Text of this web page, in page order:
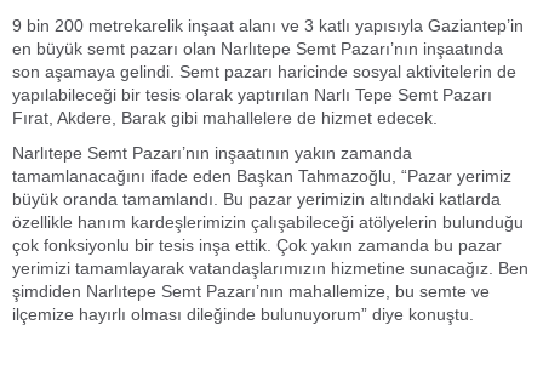
9 bin 200 metrekarelik inşaat alanı ve 3 katlı yapısıyla Gaziantep’in
en büyük semt pazarı olan Narlıtepe Semt Pazarı’nın inşaatında
son aşamaya gelindi. Semt pazarı haricinde sosyal aktivitelerin de
yapılabileceği bir tesis olarak yaptırılan Narlı Tepe Semt Pazarı
Fırat, Akdere, Barak gibi mahallelere de hizmet edecek.
Narlıtepe Semt Pazarı’nın inşaatının yakın zamanda
tamamlanacağını ifade eden Başkan Tahmazoğlu, “Pazar yerimiz
büyük oranda tamamlandı. Bu pazar yerimizin altındaki katlarda
özellikle hanım kardeşlerimizin çalışabileceği atölyelerin bulunduğu
çok fonksiyonlu bir tesis inşa ettik. Çok yakın zamanda bu pazar
yerimizi tamamlayarak vatandaşlarımızın hizmetine sunacağız. Ben
şimdiden Narlıtepe Semt Pazarı’nın mahallemize, bu semte ve
ilçemize hayırlı olması dileğinde bulunuyorum” diye konuştu.